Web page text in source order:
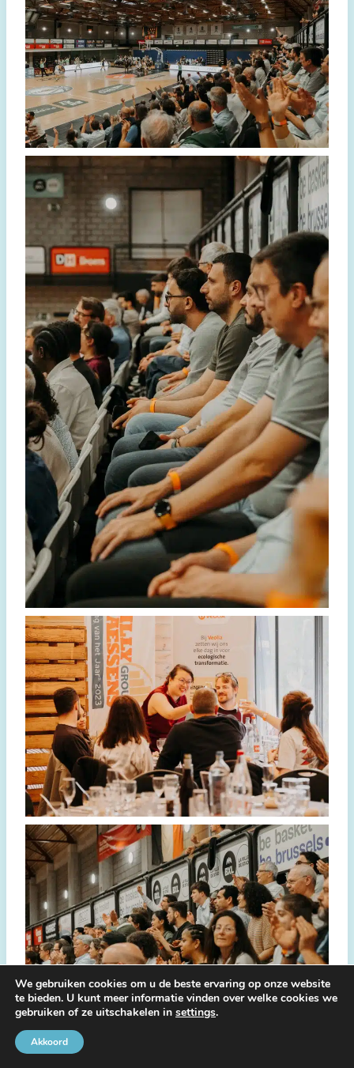
We gebruiken cookies om u de beste ervaring op onze website
te bieden. U kunt meer informatie vinden over welke cookies we
gebruiken of ze uitschakelen in settings.
Akkoord